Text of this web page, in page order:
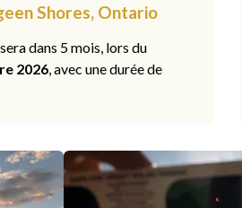
Shores, Ontario
dans 5 mois, lors du
2026, avec une durée de